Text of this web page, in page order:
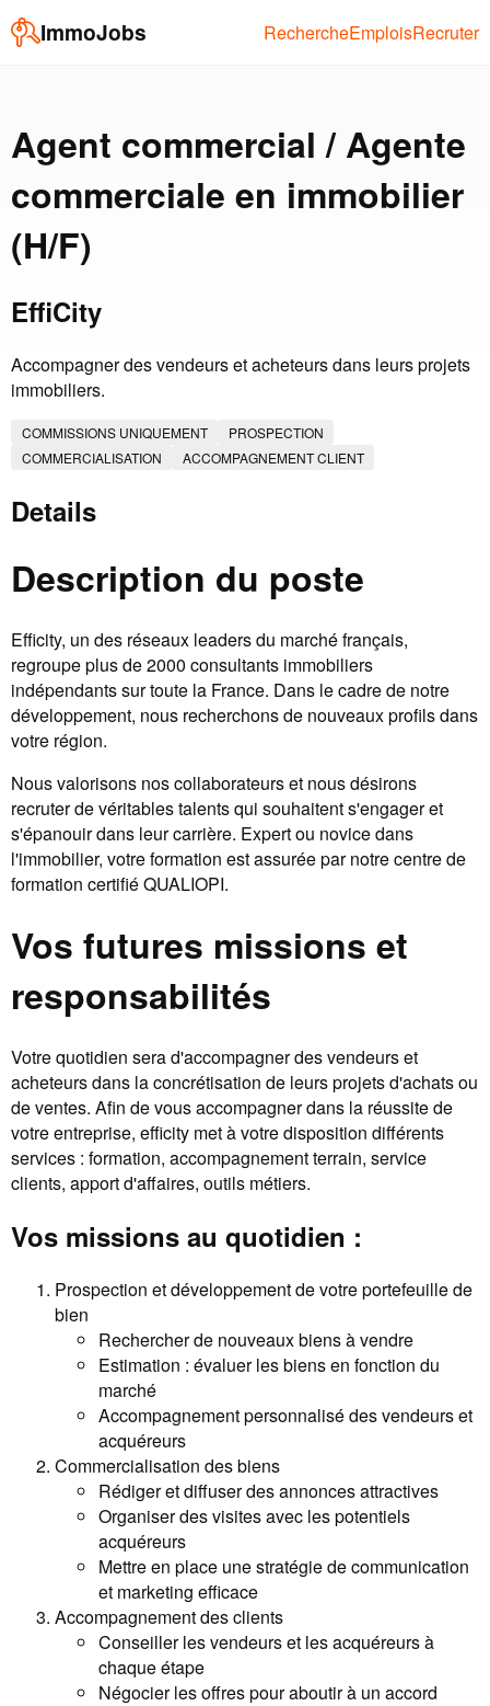
ImmoJobs RechercheEmploisRecruter
Agent commercial / Agente
commerciale en immobilier
(H/F)
EffiCity
Accompagner des vendeurs et acheteurs dans leurs projets
immobiliers.
COMMISSIONS UNIQUEMENT
PROSPECTION
COMMERCIALISATION
ACCOMPAGNEMENT CLIENT
Details
Description du poste
Efficity, un des réseaux leaders du marché français,
regroupe plus de 2000 consultants immobiliers
indépendants sur toute la France. Dans le cadre de notre
développement, nous recherchons de nouveaux profils dans
votre région.
Nous valorisons nos collaborateurs et nous désirons
recruter de véritables talents qui souhaitent s'engager et
s'épanouir dans leur carrière. Expert ou novice dans
l'immobilier, votre formation est assurée par notre centre de
formation certifié QUALIOPI.
Vos futures missions et
responsabilités
Votre quotidien sera d'accompagner des vendeurs et
acheteurs dans la concrétisation de leurs projets d'achats ou
de ventes. Afin de vous accompagner dans la réussite de
votre entreprise, efficity met à votre disposition différents
services : formation, accompagnement terrain, service
clients, apport d'affaires, outils métiers.
Vos missions au quotidien :
Prospection et développement de votre portefeuille de
bien
Rechercher de nouveaux biens à vendre
Estimation : évaluer les biens en fonction du
marché
Accompagnement personnalisé des vendeurs et
acquéreurs
Commercialisation des biens
Rédiger et diffuser des annonces attractives
Organiser des visites avec les potentiels
acquéreurs
Mettre en place une stratégie de communication
et marketing efficace
Accompagnement des clients
Conseiller les vendeurs et les acquéreurs à
chaque étape
Négocier les offres pour aboutir à un accord